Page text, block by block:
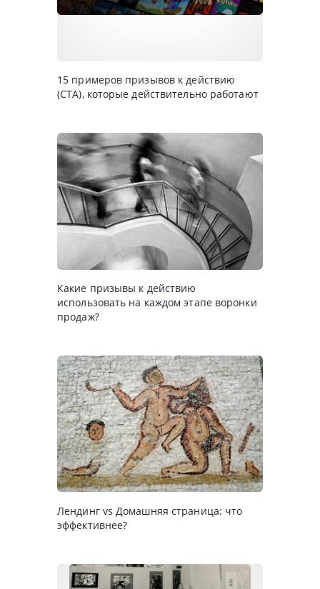
15 примеров призывов к действию
(CTA), которые действительно работают
Какие призывы к действию
использовать на каждом этапе воронки
продаж?
Лендинг vs Домашняя страница: что
эффективнее?